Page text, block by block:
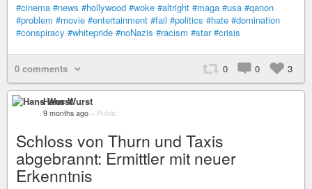
#cinema #news #hollywood #woke #altright #maga #usa #qanon
#problem #movie #entertainment #fail #politics #hate #domination
#conspiracy #whitepride #noNazis #racism #star #crisis
0 comments 0 0 3
Hans Wurst
9 months ago – Public
Schloss von Thurn und Taxis
abgebrannt: Ermittler mit neuer
Erkenntnis